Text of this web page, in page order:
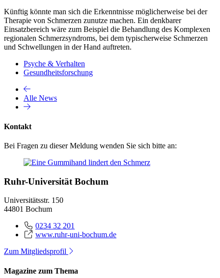
Künftig könnte man sich die Erkenntnisse möglicherweise bei der
Therapie von Schmerzen zunutze machen. Ein denkbarer
Einsatzbereich wäre zum Beispiel die Behandlung des Komplexen
regionalen Schmerzsyndroms, bei dem typischerweise Schmerzen
und Schwellungen in der Hand auftreten.
Psyche & Verhalten
Gesundheitsforschung
Alle News
Kontakt
Bei Fragen zu dieser Meldung wenden Sie sich bitte an:
Ruhr-Universität Bochum
Universitätsstr. 150
44801 Bochum
0234 32 201
www.ruhr-uni-bochum.de
Zum Mitgliedsprofil
Magazine zum Thema